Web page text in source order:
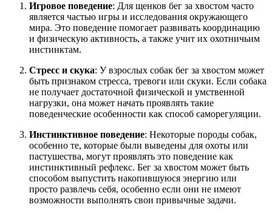
Игровое поведение: Для щенков бег за хвостом часто
является частью игры и исследования окружающего
мира. Это поведение помогает развивать координацию
и физическую активность, а также учит их охотничьим
инстинктам.
Стресс и скука: У взрослых собак бег за хвостом может
быть признаком стресса, тревоги или скуки. Если собака
не получает достаточной физической и умственной
нагрузки, она может начать проявлять такие
поведенческие особенности как способ саморегуляции.
Инстинктивное поведение: Некоторые породы собак,
особенно те, которые были выведены для охоты или
пастушества, могут проявлять это поведение как
инстинктивный рефлекс. Бег за хвостом может быть
способом выпустить накопившуюся энергию или
просто развлечь себя, особенно если они не имеют
возможности выполнять свои привычные задачи.